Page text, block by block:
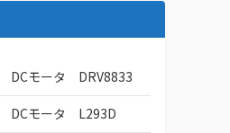
DCモータ DRV8833
DCモータ L293D